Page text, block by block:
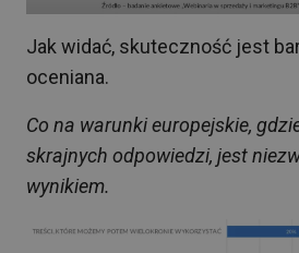
Jak widać, skuteczność jest
oceniana.
Co na warunki europejskie,
skrajnych odpowiedzi, jest
wynikiem.